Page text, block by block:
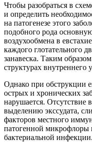
Чтобы разобраться в
и определить
на патогенезе этого
подобного рода
воздухообмена в
каждого глотательного
занавеска. Таким
структурах внутреннего
Однако при обструкции
острых и хронических
нарушается. Отсутствие
выделению экссудата,
факторов местного
патогенной микрофлоры
бактериальной инфекции.